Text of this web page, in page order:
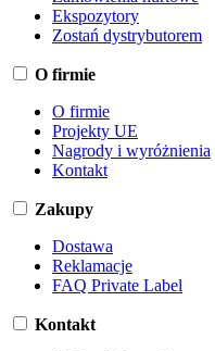
Ekspozytory
Zostań dystrybutorem
O firmie
O firmie
Projekty UE
Nagrody i wyróżnienia
Kontakt
Zakupy
Dostawa
Reklamacje
FAQ Private Label
Kontakt